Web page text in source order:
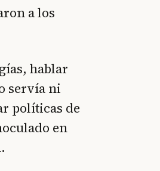
a los
hablar
servía ni
políticas de
en